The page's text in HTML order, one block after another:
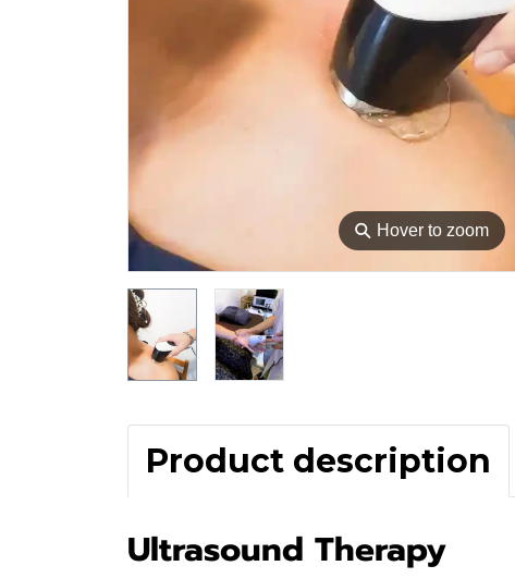
⚲ Hover to zoom
Product description
Ultrasound Therapy